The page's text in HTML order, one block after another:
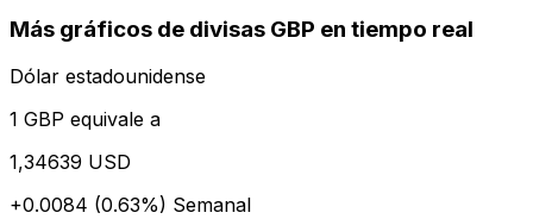
Más gráficos de divisas GBP en tiempo real
Dólar estadounidense
1 GBP equivale a
1,34639 USD
+0.0084 (0.63%) Semanal